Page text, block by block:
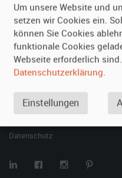
Fragen für Vermieter
Inserat verwalten
SPECIAL
Berühmte Filmautos –
Datenschutz
Um unsere Website und
setzen wir Cookies ein.
können Sie Cookies
funktionale Cookies
Webseite erforderlich
Datenschutzerklärung.
Einstellungen